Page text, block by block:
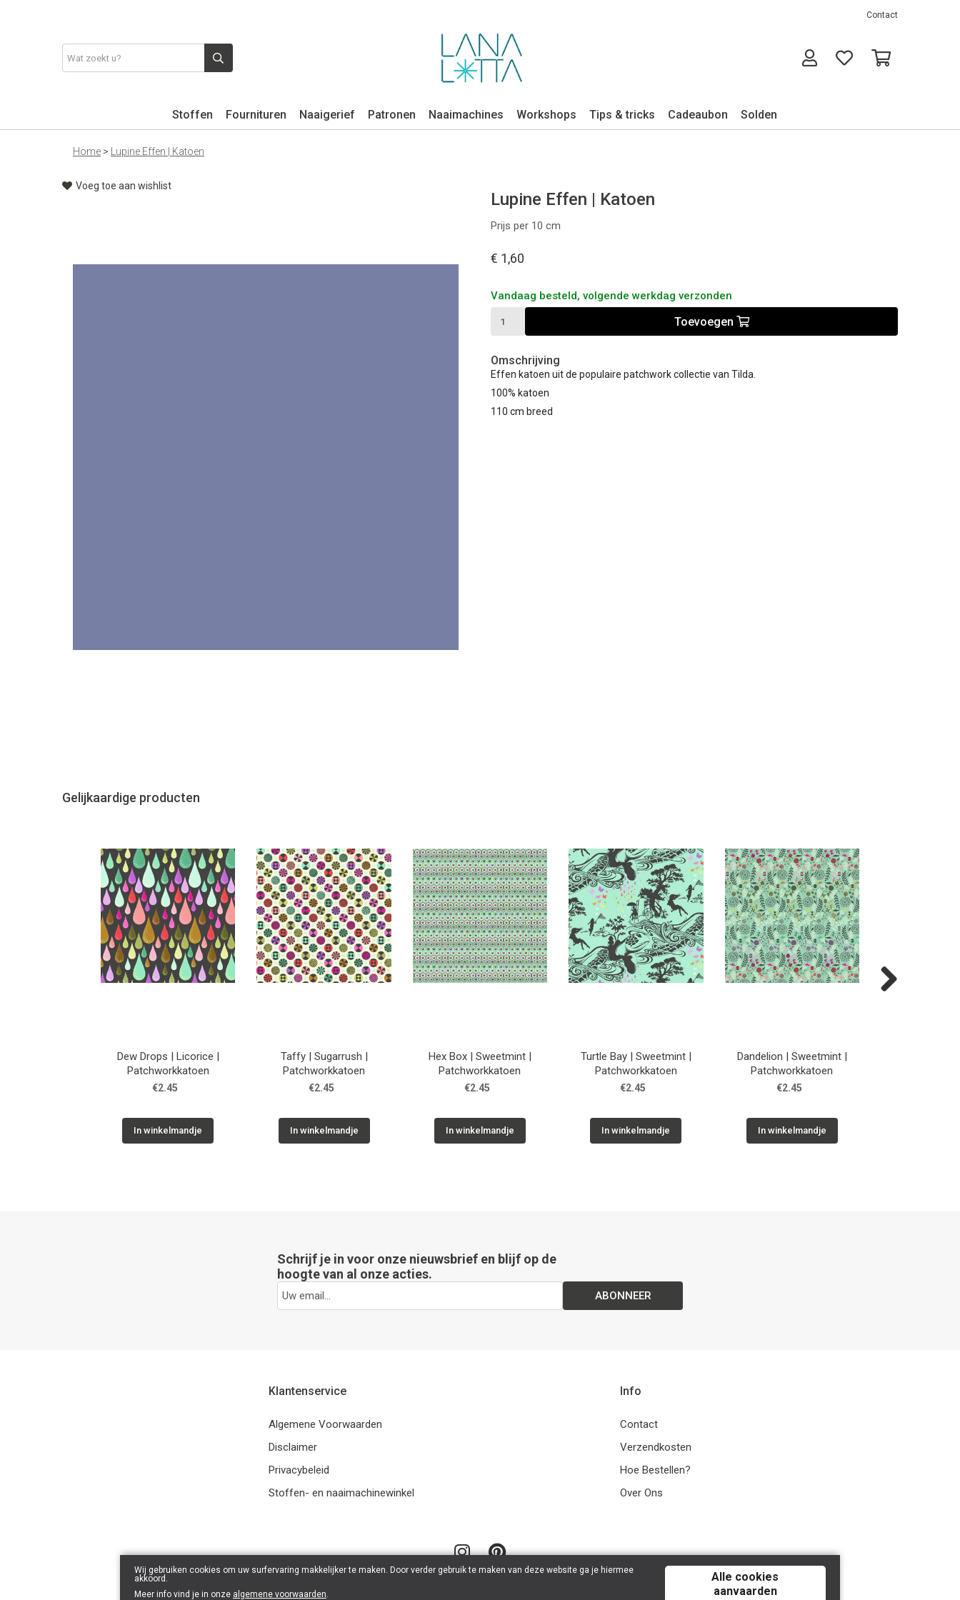
Contact
Stoffen Fournituren Naaigerief Patronen Naaimachines Workshops Tips & tricks Cadeaubon Solden
Home > Lupine Effen | Katoen
Voeg toe aan wishlist
Lupine Effen | Katoen
Prijs per 10 cm
€ 1,60
Vandaag besteld, volgende werkdag verzonden
Toevoegen
Omschrijving
Effen katoen uit de populaire patchwork collectie van Tilda.
100% katoen
110 cm breed
Gelijkaardige producten
Dew Drops | Licorice |
Patchworkkatoen
€2.45
In winkelmandje
Taffy | Sugarrush |
Patchworkkatoen
€2.45
In winkelmandje
Hex Box | Sweetmint |
Patchworkkatoen
€2.45
In winkelmandje
Turtle Bay | Sweetmint |
Patchworkkatoen
€2.45
In winkelmandje
Dandelion | Sweetmint |
Patchworkkatoen
€2.45
In winkelmandje
Schrijf je in voor onze nieuwsbrief en blijf op de
hoogte van al onze acties.
ABONNEER
Klantenservice
Algemene Voorwaarden
Disclaimer
Privacybeleid
Stoffen- en naaimachinewinkel
Info
Contact
Verzendkosten
Hoe Bestellen?
Over Ons
Wij gebruiken cookies om uw surfervaring makkelijker te maken. Door verder gebruik te maken van deze website ga je hiermee
akkoord.
Meer info vind je in onze algemene voorwaarden.
Alle cookies
aanvaarden